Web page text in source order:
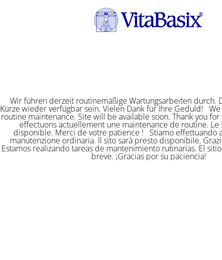
Wir führen derzeit routinemäßige Wartungsarbeiten durch.
Kürze wieder verfügbar sein. Vielen Dank für Ihre Geduld!
routine maintenance. Site will be available soon. Thank you
effectuons actuellement une maintenance de routine.
disponible. Merci de votre patience ! Stiamo effettuando
manutenzione ordinaria. Il sito sarà presto disponibile.
Estamos realizando tareas de mantenimiento rutinarias. El
breve. ¡Gracias por su paciencia!